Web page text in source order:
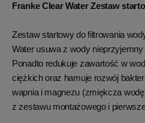
Franke Clear Water Zestaw
Zestaw startowy do filtrowania
Water usuwa z wody
Ponadto redukuje zawartość w
ciężkich oraz hamuje rozwój
wapnia i magnezu (zmiękcza
z zestawu montażowego i